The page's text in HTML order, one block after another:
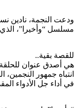
ودعت النجمة، نادين
مسلسل “وأخيرا”، الذي عرضت
للقصة بقية..
هي أصدق عنوان
انتباه جمهور
في أداء جل الأدواء